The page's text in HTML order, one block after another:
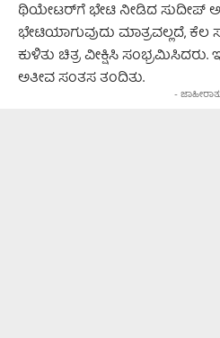
ಥಿಯೇಟರ್‌ಗೆ ಭೇಟಿ ನೀಡಿದ ಸುದೀಪ್
ಭೇಟಿಯಾಗುವುದು ಮಾತ್ರವಲ್ಲದೆ,
ಕುಳಿತು ಚಿತ್ರ ವೀಕ್ಷಿಸಿ ಸಂಭ್ರಮಿಸಿದರು.
ಅತೀವ ಸಂತಸ ತಂದಿತು.
-